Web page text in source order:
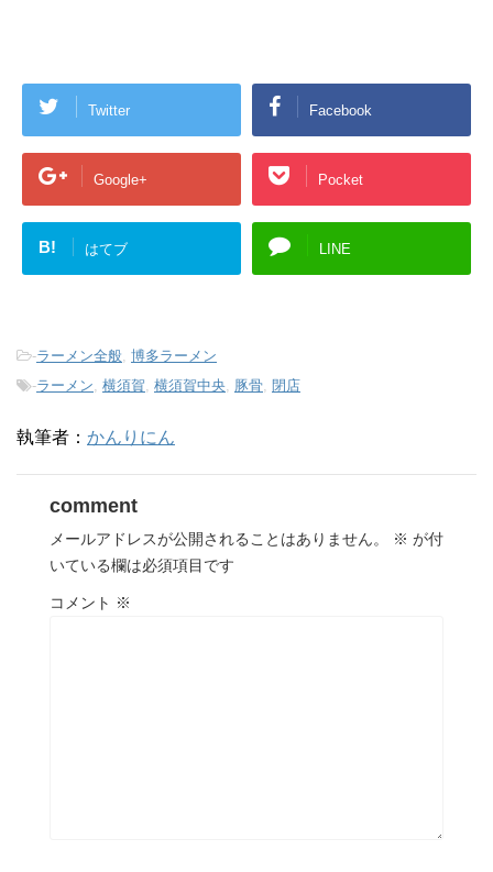
Twitter Facebook
Google+ Pocket
B! はてブ LINE
-ラーメン全般, 博多ラーメン
-ラーメン, 横須賀, 横須賀中央, 豚骨, 閉店
執筆者： かんりにん
comment
メールアドレスが公開されることはありません。 ※ が付
いている欄は必須項目です
コメント ※